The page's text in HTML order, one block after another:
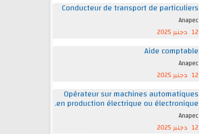
Conducteur de transport de particuliers
Anapec
12 دجنبر 2025
Aide comptable
Anapec
12 دجنبر 2025
Opérateur sur machines automatiques
en production électrique ou électronique.
Anapec
12 دجنبر 2025